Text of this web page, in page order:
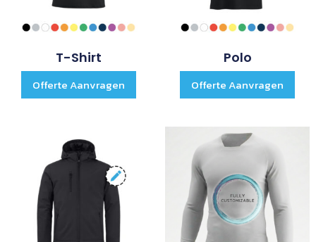
T-Shirt
Offerte Aanvragen
Polo
Offerte Aanvragen